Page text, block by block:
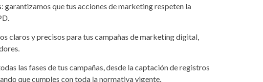
: garantizamos que tus acciones de marketing respeten la
claros y precisos para tus campañas de marketing digital,
las fases de tus campañas, desde la captación de registros
que cumples con toda la normativa vigente.